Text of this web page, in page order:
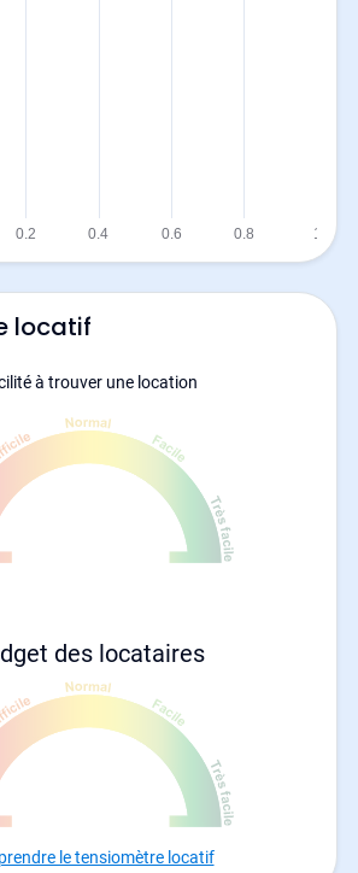
locatif
à trouver une location
des locataires
le tensiomètre locatif